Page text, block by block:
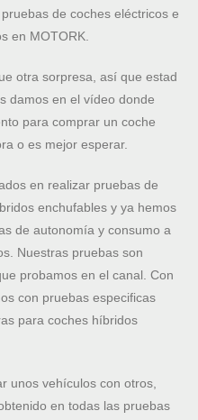
de coches eléctricos e
en MOTORK.
otra sorpresa, así que estad
damos en el vídeo donde
para comprar un coche
o es mejor esperar.
en realizar pruebas de
enchufables y ya hemos
de autonomía y consumo a
Nuestras pruebas son
probamos en el canal. Con
con pruebas especificas
para coches híbridos
unos vehículos con otros,
en todas las pruebas